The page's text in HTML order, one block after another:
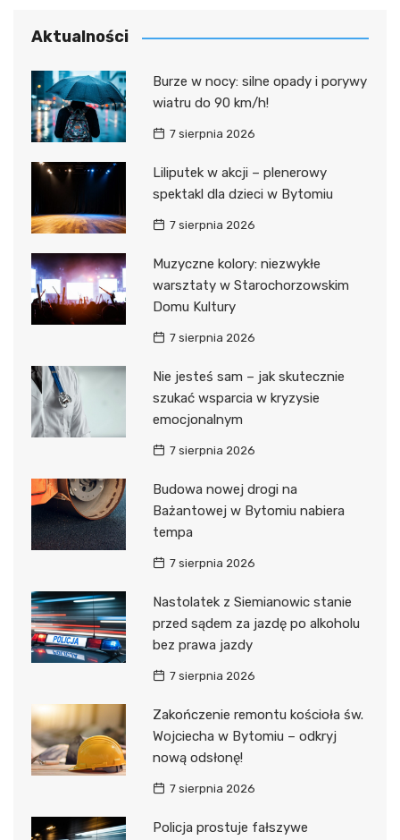
Aktualności
Burze w nocy: silne opady i porywy
wiatru do 90 km/h!
7 sierpnia 2026
Liliputek w akcji – plenerowy
spektakl dla dzieci w Bytomiu
7 sierpnia 2026
Muzyczne kolory: niezwykłe
warsztaty w Starochorzowskim
Domu Kultury
7 sierpnia 2026
Nie jesteś sam – jak skutecznie
szukać wsparcia w kryzysie
emocjonalnym
7 sierpnia 2026
Budowa nowej drogi na
Bażantowej w Bytomiu nabiera
tempa
7 sierpnia 2026
Nastolatek z Siemianowic stanie
przed sądem za jazdę po alkoholu
bez prawa jazdy
7 sierpnia 2026
Zakończenie remontu kościoła św.
Wojciecha w Bytomiu – odkryj
nową odsłonę!
7 sierpnia 2026
Policja prostuje fałszywe